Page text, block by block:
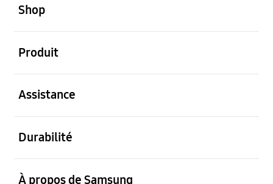
Shop
Produit
Assistance
Durabilité
À propos de Samsung